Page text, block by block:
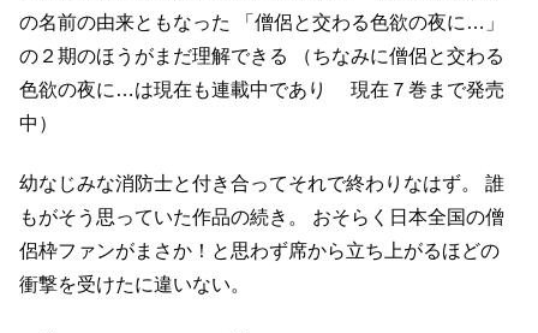
の名前の由来ともなった
「僧侶と交わる色欲の夜に…」
の２期のほうがまだ理解できる
（ちなみに僧侶と交わる
色欲の夜に…は現在も連載中であり
現在７巻まで発売
中）
幼なじみな消防士と付き合ってそれで終わりなはず。
誰
もがそう思っていた作品の続き。
おそらく日本全国の僧
侶枠ファンがまさか！と思わず席から立ち上がるほどの
衝撃を受けたに違いない。